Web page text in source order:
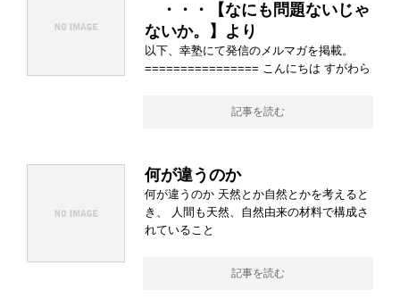
・・・【なにも問題ないじゃ
ないか。】より
以下、幸塾にて発信のメルマガを掲載。
================ こんにちは すがわら
記事を読む
何が違うのか
何が違うのか 天然とか自然とかを考えると
き、 人間も天然、自然由来の材料で構成さ
れていること
記事を読む